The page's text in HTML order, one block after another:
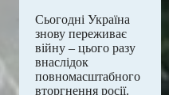
Сьогодні Україна
знову переживає
війну – цього разу
внаслідок
повномасштабного
вторгнення росії.